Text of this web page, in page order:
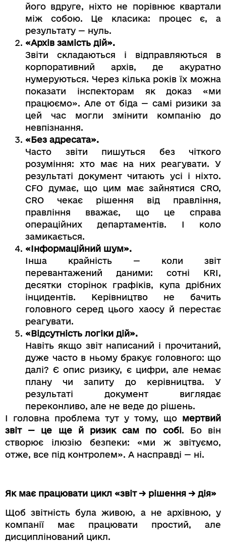
його вдруге, ніхто не порівнює квартали
між собою. Це класика: процес є, а
результату — нуль.
«Архів замість дій».
Звіти складаються і відправляються в
корпоративний архів, де акуратно
нумеруються. Через кілька років їх можна
показати інспекторам як доказ «ми
працюємо». Але от біда — самі ризики за
цей час могли змінити компанію до
невпізнання.
«Без адресата».
Часто звіти пишуться без чіткого
розуміння: хто має на них реагувати. У
результаті документ читають усі і ніхто.
CFO думає, що цим має зайнятися CRO,
CRO чекає рішення від правління,
правління вважає, що це справа
операційних департаментів. І коло
замикається.
«Інформаційний шум».
Інша крайність — коли звіт
перевантажений даними: сотні KRI,
десятки сторінок графіків, купа дрібних
інцидентів. Керівництво не бачить
головного серед цього хаосу й перестає
реагувати.
«Відсутність логіки дій».
Навіть якщо звіт написаний і прочитаний,
дуже часто в ньому бракує головного: що
далі? Є опис ризику, є цифри, але немає
плану чи запиту до керівництва. У
результаті документ виглядає
переконливо, але не веде до рішень.
І головна проблема тут у тому, що мертвий
звіт — це ще й ризик сам по собі. Бо він
створює ілюзію безпеки: «ми ж звітуємо,
отже, все під контролем». А насправді — ні.
Як має працювати цикл «звіт → рішення → дія»
Щоб звітність була живою, а не архівною, у
компанії має працювати простий, але
дисциплінований цикл.